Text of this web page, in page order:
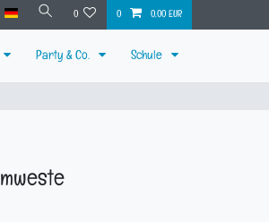
0 0 0,00 EUR
Party & Co. Schule